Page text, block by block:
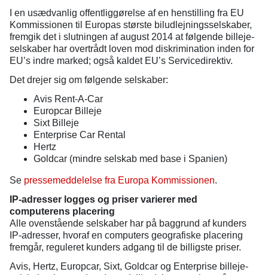
I en usædvanlig offentliggørelse af en henstilling fra EU
Kommissionen til Europas største biludlejningsselskaber,
fremgik det i slutningen af august 2014 at følgende billeje-
selskaber har overtrådt loven mod diskrimination inden for
EU’s indre marked; også kaldet EU’s Servicedirektiv.
Det drejer sig om følgende selskaber:
Avis Rent-A-Car
Europcar Billeje
Sixt Billeje
Enterprise Car Rental
Hertz
Goldcar (mindre selskab med base i Spanien)
Se pressemeddelelse fra Europa Kommissionen.
IP-adresser logges og priser varierer med
computerens placering
Alle ovenstående selskaber har på baggrund af kunders
IP-adresser, hvoraf en computers geografiske placering
fremgår, reguleret kunders adgang til de billigste priser.
Avis, Hertz, Europcar, Sixt, Goldcar og Enterprise billeje-